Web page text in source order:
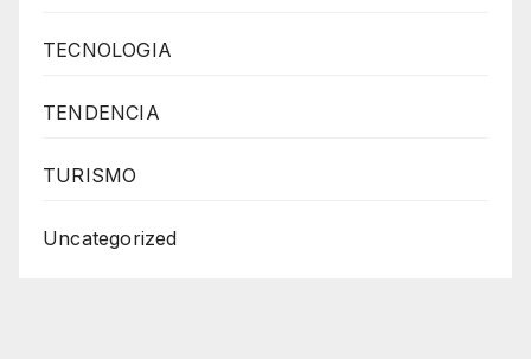
TECNOLOGIA
TENDENCIA
TURISMO
Uncategorized